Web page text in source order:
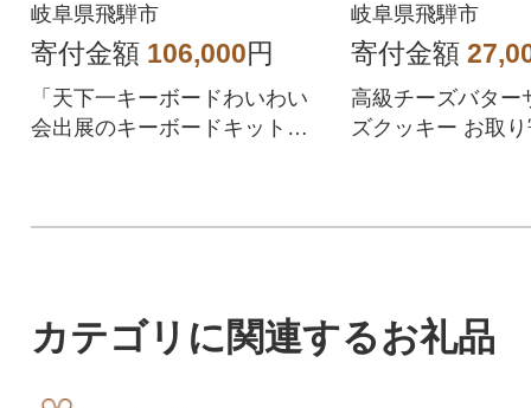
岐阜県飛騨市
寄付金額 106,000円
「天下一キーボードわいわい
会出展のキーボードキット」
岐阜県飛騨市
寄付金額
高級チーズバター
ズクッキー お取
カテゴリに関連するお礼品